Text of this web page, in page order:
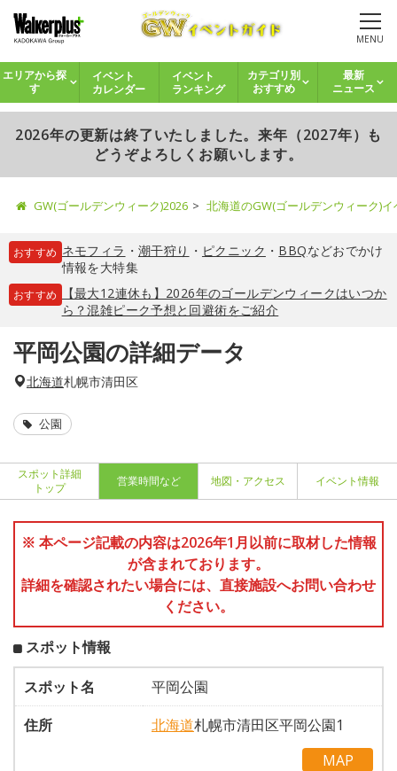
MENU
エリアから探
す
イベント
カレンダー
イベント
ランキング
カテゴリ別
おすすめ
最新
ニュース
2026年の更新は終了いたしました。来年（2027年）も
どうぞよろしくお願いします。
GW(ゴールデンウィーク)2026 北海道のGW(ゴールデンウィーク)
おすすめ ネモフィラ ・ 潮干狩り ・ ピクニック ・ BBQなどおでかけ
情報を大特集
おすすめ
【最大12連休も】2026年のゴールデンウィークはいつか
ら？混雑ピーク予想と回避術をご紹介
平岡公園の詳細データ
北海道札幌市清田区
公園
スポット詳細
トップ
営業時間など 地図・アクセス イベント情報
※ 本ページ記載の内容は2026年1月以前に取材した情報
が含まれております。
詳細を確認されたい場合には、直接施設へお問い合わせ
ください。
スポット情報
スポット名
平岡公園
住所
北海道札幌市清田区平岡公園1
MAP